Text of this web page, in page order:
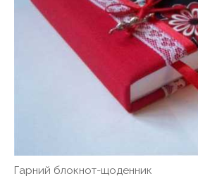
Гарний блокнот-щоденник